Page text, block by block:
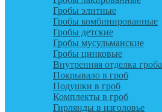
Гробы элитные
Гробы комбинированные
Гробы детские
Гробы мусульманские
Гробы цинковые
Внутренняя отделка гроба
Покрывало в гроб
Подушки в гроб
Комплекты в гроб
Гирлянды в изголовье